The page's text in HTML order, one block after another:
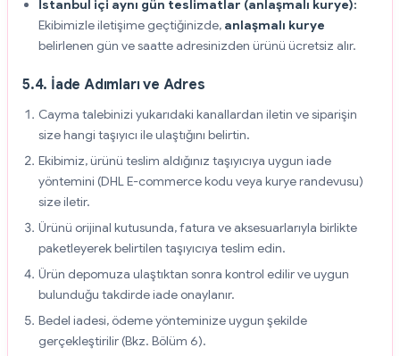
İstanbul içi aynı gün teslimatlar (anlaşmalı kurye):
Ekibimizle iletişime geçtiğinizde, anlaşmalı kurye
belirlenen gün ve saatte adresinizden ürünü ücretsiz alır.
5.4. İade Adımları ve Adres
Cayma talebinizi yukarıdaki kanallardan iletin ve siparişin
size hangi taşıyıcı ile ulaştığını belirtin.
Ekibimiz, ürünü teslim aldığınız taşıyıcıya uygun iade
yöntemini (DHL E-commerce kodu veya kurye randevusu)
size iletir.
Ürünü orijinal kutusunda, fatura ve aksesuarlarıyla birlikte
paketleyerek belirtilen taşıyıcıya teslim edin.
Ürün depomuza ulaştıktan sonra kontrol edilir ve uygun
bulunduğu takdirde iade onaylanır.
Bedel iadesi, ödeme yönteminize uygun şekilde
gerçekleştirilir (Bkz. Bölüm 6).